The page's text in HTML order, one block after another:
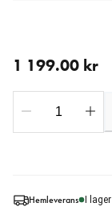
Hemleverans I lager
1 199.00 kr